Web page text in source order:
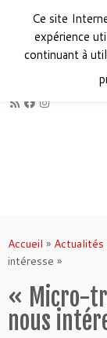
Accueil » Actualités
intéresse »
« Micro-
nous
Ce site
expérience
continuant à